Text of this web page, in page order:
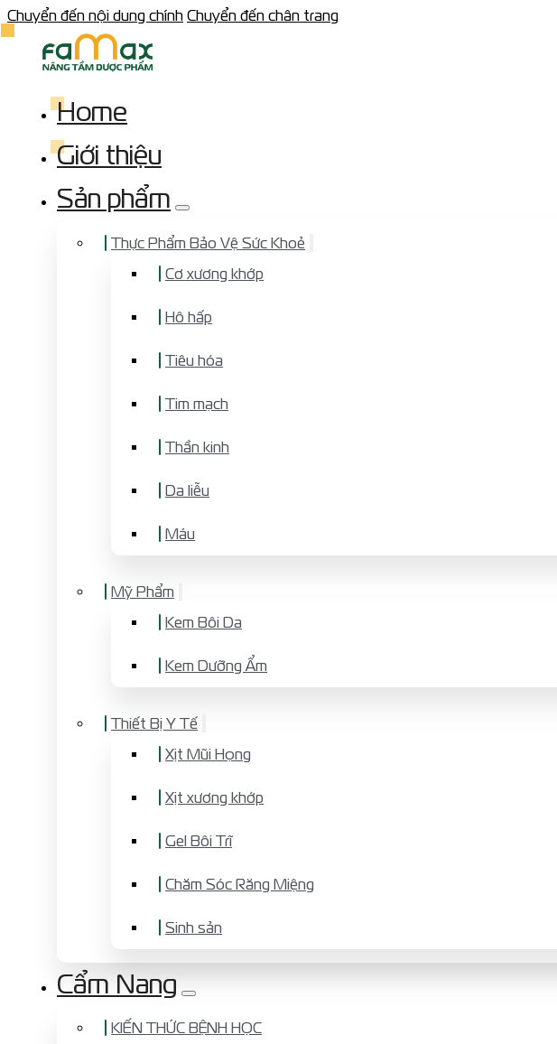
Chuyển đến nội dung chính Chuyển đến chân trang
Home
Giới thiệu
Sản phẩm
Thực Phẩm Bảo Vệ Sức Khoẻ
Cơ xương khớp
Hô hấp
Tiêu hóa
Tim mạch
Thần kinh
Da liễu
Máu
Mỹ Phẩm
Kem Bôi Da
Kem Dưỡng Ẩm
Thiết Bị Y Tế
Xịt Mũi Họng
Xịt xương khớp
Gel Bôi Trĩ
Chăm Sóc Răng Miệng
Sinh sản
Cẩm Nang
KIẾN THỨC BỆNH HỌC